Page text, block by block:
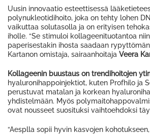
Uusin innovaatio esteettisessä
polynukleotidihoito, joka on tehty lohen
vaikuttaa solutasolla ja on erityisen
iholle. “Se stimuloi kollageenituotantoa
paperisestakin ihosta saadaan
Kartanon omistaja, sairaanhoitaja Veera
Kollageenin buustaus on trendihoitojen
hyaluronihappoinjektiot, kuten Profhilo ja
perustuvat matalan ja korkean
yhdistelmään. Myös
ovat nousseet suosituksi vaihtoehdoksi
“Aesplla sopii hyvin kasvojen